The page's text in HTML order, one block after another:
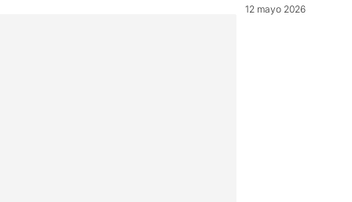
12 mayo 2026